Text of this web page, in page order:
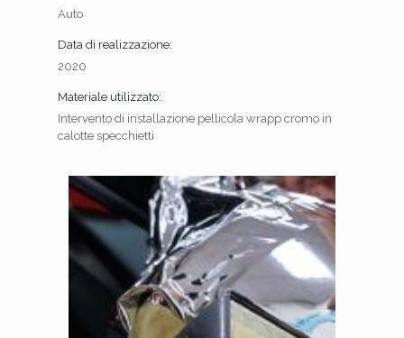
Auto
Data di realizzazione:
2020
Materiale utilizzato:
Intervento di installazione pellicola wrapp cromo in
calotte specchietti